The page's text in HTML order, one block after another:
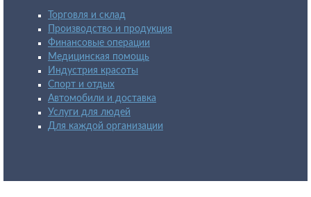
Торговля и склад
Производство и продукция
Финансовые операции
Медицинская помощь
Индустрия красоты
Спорт и отдых
Автомобили и доставка
Услуги для людей
Для каждой организации